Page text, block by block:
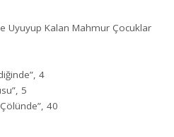
Uyuyup Kalan Mahmur Çocuklar
4
5
40